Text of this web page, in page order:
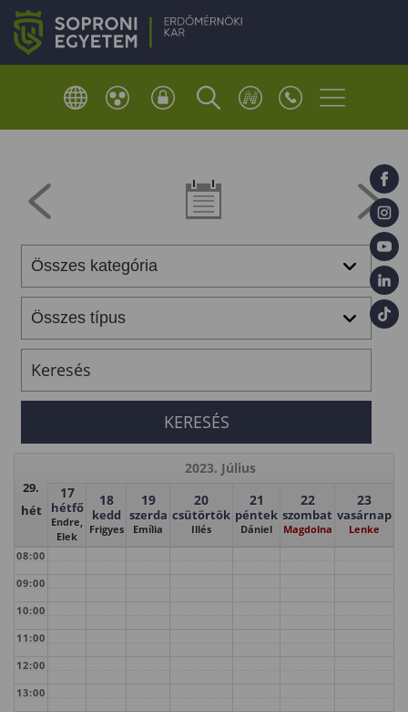
29.
hét
2023. Július
17
hétfő
Endre,
Elek
18
kedd
Frigyes
19
szerda
Emília
20
csütörtök
Illés
21
péntek
Dániel
22
szombat
Magdolna
23
vasárnap
Lenke
08:00
09:00
10:00
11:00
12:00
13:00